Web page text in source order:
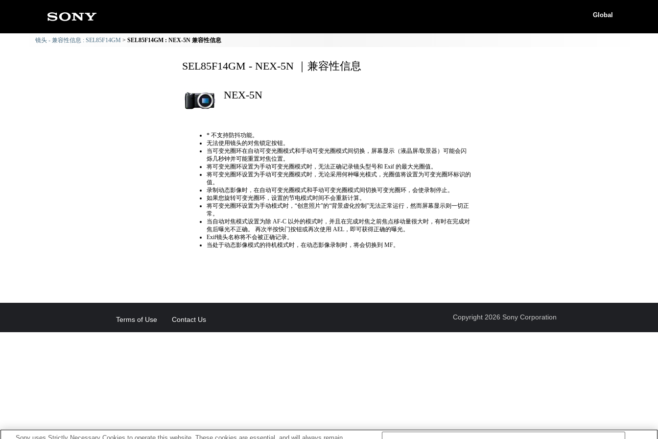
Global
镜头 - 兼容性信息 : SEL85F14GM SEL85F14GM : NEX-5N 兼容性信息
SEL85F14GM - NEX-5N ｜兼容性信息
NEX-5N
* 不支持防抖功能。
无法使用镜头的对焦锁定按钮。
当可变光圈环在自动可变光圈模式和手动可变光圈模式间切换，屏幕显示（液晶屏/取景器）可能会闪
烁几秒钟并可能重置对焦位置。
将可变光圈环设置为手动可变光圈模式时，无法正确​​记录镜头型号和 Exif 的最大光圈值。
将可变光圈环设置为手动可变光圈模式时，无论采用何种曝光模式，光圈值将设置为可变光圈环标识的
值。
录制动态影像时，在自动可变光圈模式和手动可变光圈模式间切换可变光圈环，会使录制停止。
如果您旋转可变光圈环，设置的节电模式时间不会重新计算。
将可变光圈环设置为手动模式时，“创意照片”的“背景虚化控制”无法正常运行，然而屏幕显示则一切正
常。
当自动对焦模式设置为除 AF-C 以外的模式时，并且在完成对焦之前焦点移动量很大时，有时在完成对
焦后曝光不正确。 再次半按快门按钮或再次使用 AEL，即可获得正确的曝光。
Exif镜头名称将不会被正确记录。
当处于动态影像模式的待机模式时，在动态影像录制时，将会切换到 MF。
Terms of Use Contact Us Copyright 2026 Sony Corporation